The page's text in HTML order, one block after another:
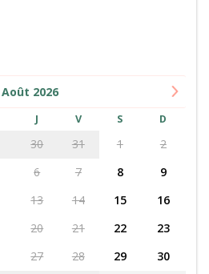
Août 2026
J V S D
30 31 1
2
6 7 8
9
13 14 15
16
20 21 22
23
27 28 29
30